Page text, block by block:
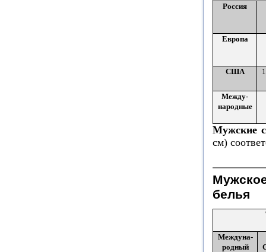
Россия
Европа
США
Между-
народные
Мужские
см)
белья
Междуна-
родный